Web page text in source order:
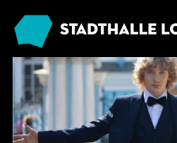
Programm
Übersicht
Service